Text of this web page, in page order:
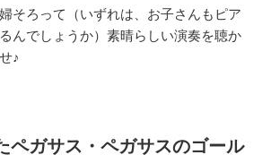
そろって（いずれは、お子さんもピア
んでしょうか）素晴らしい演奏を聴か
♪
ペガサス・ペガサスのゴール